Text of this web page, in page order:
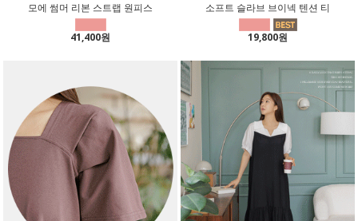
모에 썸머 리본 스트랩 원피스
41,400원
소프트 슬라브 브이넥 텐션 티
19,800원